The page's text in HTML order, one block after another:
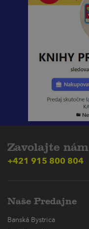
Zavolajte nám
+421 915 800 804
Naše Predajne
Banská Bystrica